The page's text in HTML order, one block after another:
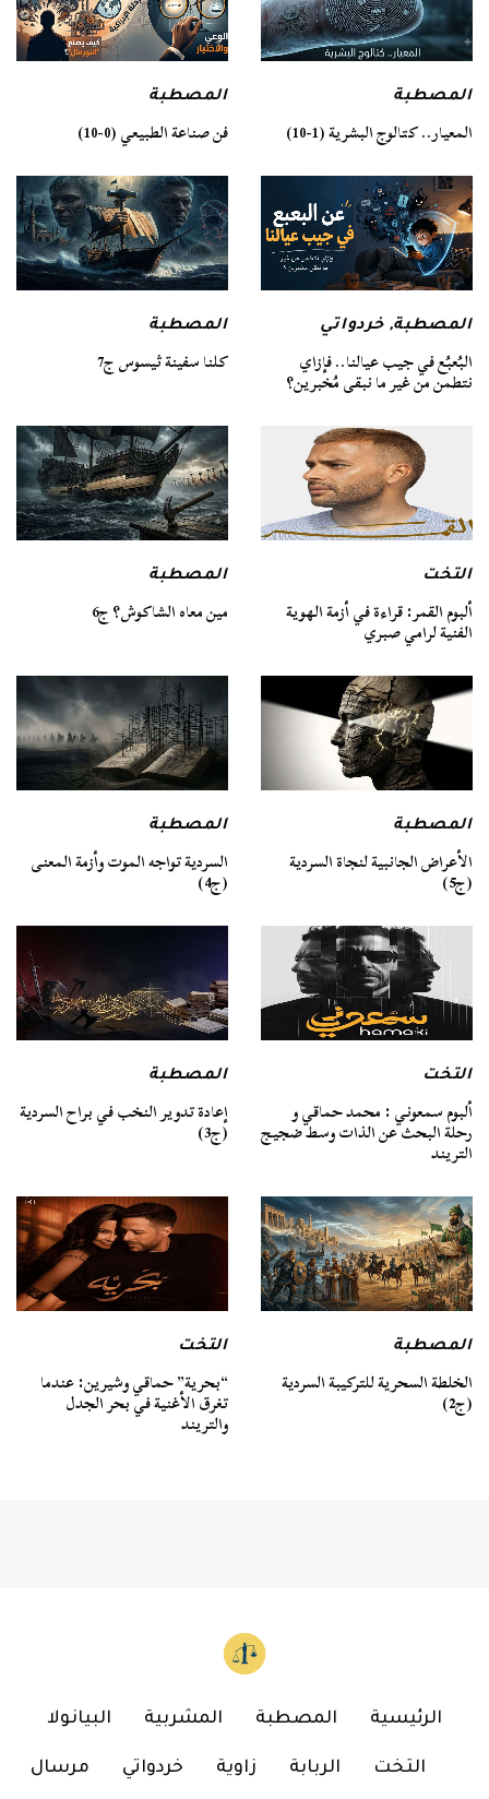
المصطبة
المعيار.. كتالوج البشرية (1-10)
المصطبة
فن صناعة الطبيعي (0-10)
المصطبة,خردواتي
البُعبُع في جيب عيالنا.. فإزاي
نتطمن من غير ما نبقى مُخبرين؟
المصطبة
كلنا سفينة ثيسوس ج7
التخت
ألبوم القمر: قراءة في أزمة الهوية
الفنية لرامي صبري
المصطبة
مين معاه الشاكوش؟ ج6
المصطبة
الأعراض الجانبية لنجاة السردية
(ج5)
المصطبة
السردية تواجه الموت وأزمة المعنى
(ج4)
التخت
ألبوم سمعوني : محمد حماقي و
رحلة البحث عن الذات وسط ضجيج
التريند
المصطبة
إعادة تدوير النخب في براح السردية
(ج3)
المصطبة
الخلطة السحرية للتركيبة السردية
(ج2)
التخت
“بحرية” حماقي وشيرين: عندما
تغرق الأغنية في بحر الجدل
والتريند
الرئيسية المصطبة المشربية البيانولا
التخت الربابة زاوية خردواتي مرسال